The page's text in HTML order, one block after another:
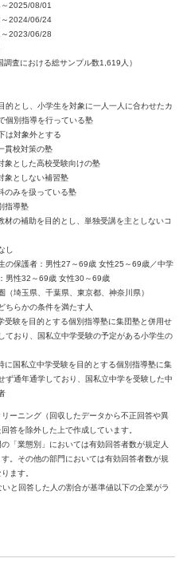
2025/08/01
2024/06/24
2023/06/28
調査における総サンプル数1,619人）
的とし、小学生を対象に一人一人に合わせたカ
個別指導を行っている塾
は対象外とする
貫校対策の塾
象とした高校受験向けの塾
象としない補習塾
のみを扱っている塾
指導塾
材の補助を目的とし、単独受講を主としないコ
し
の保護者：男性27～69歳 女性25～69歳／中学
男性32～69歳 女性30～69歳
（埼玉県、千葉県、東京都、神奈川県）
ちらかの条件を満たす人
受験を目的とする個別指導塾に集団塾と併用せ
ており、国私立中学受験の予定がある小学生の
に国私立中学受験を目的とする個別指導塾に集
ず通年通学しており、国私立中学を受験した中
ーニング（回収したデータから不正回答や異
答を除外した上で作成しています。
「業態別」においては有効回答者数が規定人
。その他の部門においては有効回答者数が規
ます。
と回答した人の割合が基準値以下の企業がラ